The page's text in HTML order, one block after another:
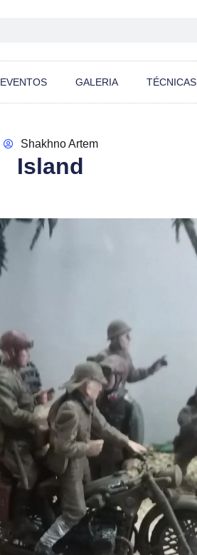
EVENTOS GALERIA TÉCNICAS
Shakhno Artem
Island